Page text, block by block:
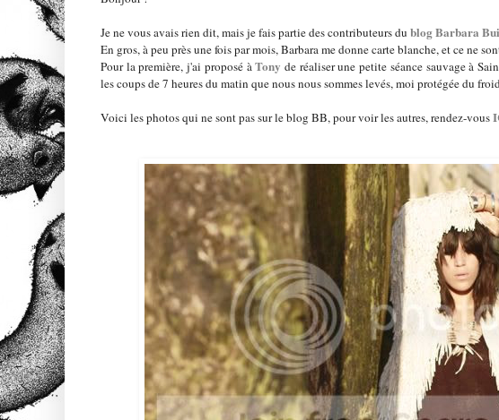
Je ne vous avais rien dit, mais je fais partie des contributeurs du blog Barbara Bui
En gros, à peu près une fois par mois, Barbara me donne carte blanche, et ce ne
Pour la première, j'ai proposé àTony de réaliser une petite séance sauvage à
les coups de 7 heures du matin que nous nous sommes levés, moi protégée du
Voici les photos qui ne sont pas sur le blog BB, pour voir les autres, rendez-vous